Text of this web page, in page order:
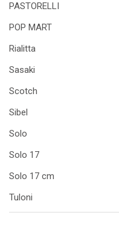
PASTORELLI
POP MART
Rialitta
Sasaki
Scotch
Sibel
Solo
Solo 17
Solo 17 cm
Tuloni